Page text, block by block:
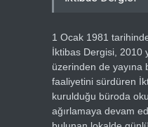
1 Ocak 1981
İktibas Dergisi, 2010
üzerinden de yayına
faaliyetini sürdüren
kurulduğu büroda
ağırlamaya devam